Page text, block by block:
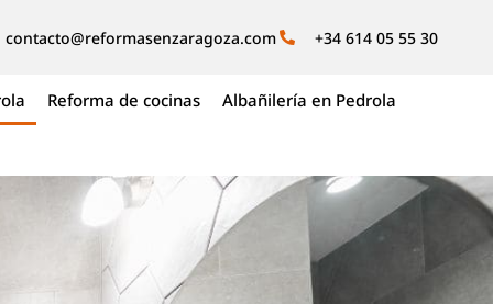
contacto@reformasenzaragoza.com +34 614 05 55 30
Reforma de cocinas Albañilería en Pedrola